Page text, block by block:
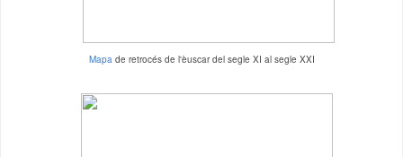
Mapade retrocés de l'èuscar del segle XI al segle XXI